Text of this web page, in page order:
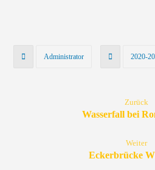
Administrator 2020-
Zurück
Wasserfall bei
Weiter
Eckerbrücke